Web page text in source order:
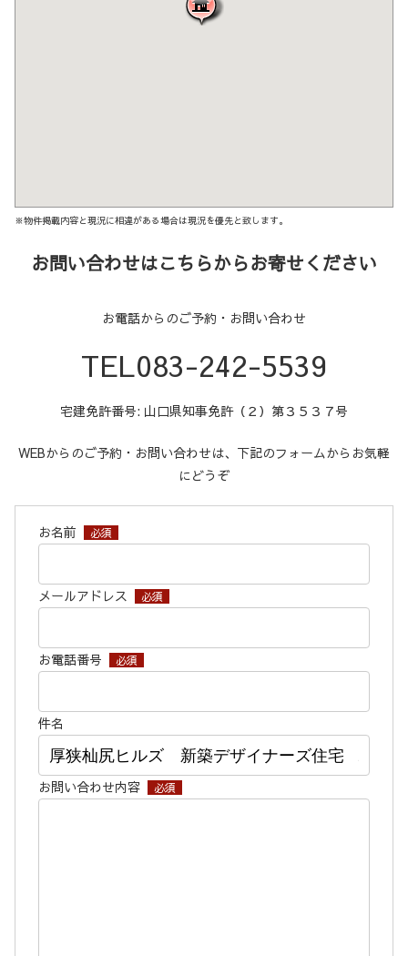
※物件掲載内容と現況に相違がある場合は現況を優先と致します。
お問い合わせはこちらからお寄せください
お電話からのご予約・お問い合わせ
TEL083-242-5539
宅建免許番号: 山口県知事免許（２）第３５３７号
WEBからのご予約・お問い合わせは、下記のフォームからお気軽
にどうぞ
お名前 必須
メールアドレス 必須
お電話番号 必須
件名
お問い合わせ内容 必須